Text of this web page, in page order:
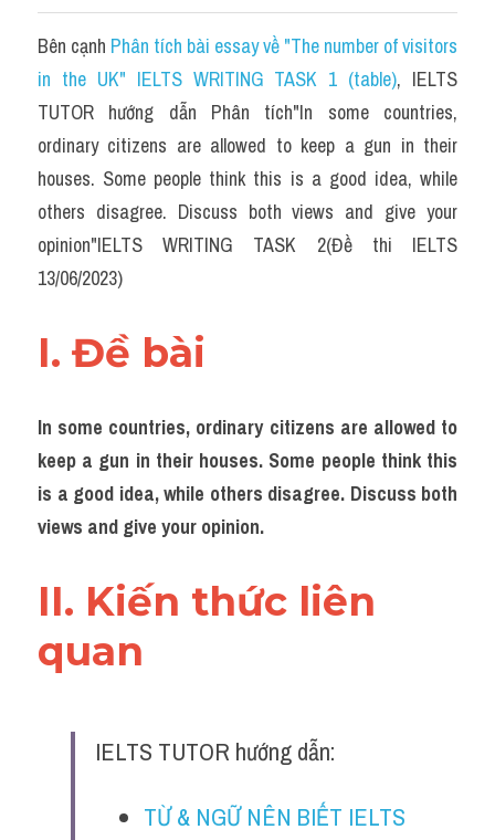
Bar chart
Đề thi thật IELTS GENERAL
Task 2
Từ vựng theo topic
Từ vựng theo Topic
Grammar
Cam
Environment
Đề thi thật Task 1
Process
Đề thi IELTS thật
Listening
Bên cạnh Phân tích bài essay về "The number of visitors
in the UK" IELTS WRITING TASK 1 (table), IELTS
TUTOR hướng dẫn Phân tích"In some countries,
ordinary citizens are allowed to keep a gun in their
houses. Some people think this is a good idea, while
others disagree. Discuss both views and give your
opinion"IELTS WRITING TASK 2(Đề thi IELTS
13/06/2023)
I. Đề bài
In some countries, ordinary citizens are allowed to
keep a gun in their houses. Some people think this
is a good idea, while others disagree. Discuss both
views and give your opinion.
II. Kiến thức liên
quan
IELTS TUTOR hướng dẫn:
TỪ & NGỮ NÊN BIẾT IELTS